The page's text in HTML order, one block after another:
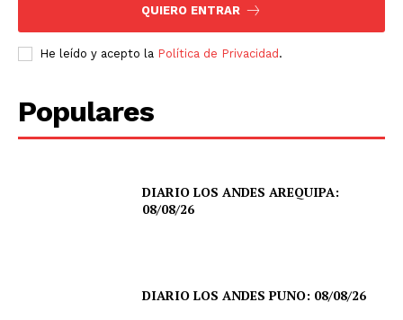
QUIERO ENTRAR
He leído y acepto la Política de Privacidad.
Populares
DIARIO LOS ANDES AREQUIPA:
08/08/26
DIARIO LOS ANDES PUNO: 08/08/26